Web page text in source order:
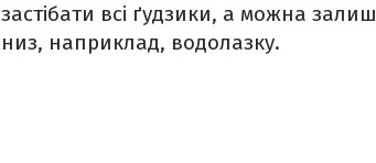
застібати всі ґудзики, а можна
низ, наприклад, водолазку.